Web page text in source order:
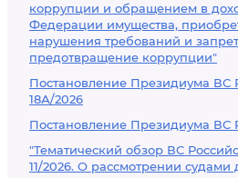
коррупции и обращением в
Федерации имущества,
нарушения требований и
предотвращение коррупции"
Постановление Президиума ВС
18А/2026
Постановление Президиума ВС
"Тематический обзор ВС
11/2026. О рассмотрении судами